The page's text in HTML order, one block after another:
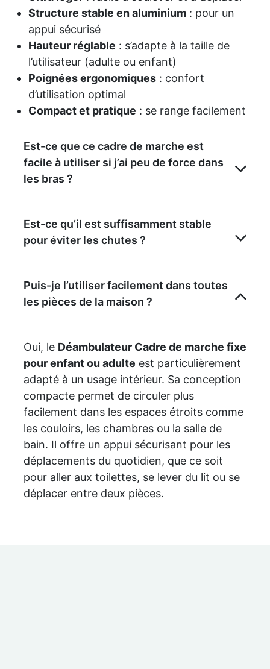
Structure stable en aluminium : pour un
appui sécurisé
Hauteur réglable : s’adapte à la taille de
l’utilisateur (adulte ou enfant)
Poignées ergonomiques : confort
d’utilisation optimal
Compact et pratique : se range facilement
Est-ce que ce cadre de marche est
facile à utiliser si j’ai peu de force dans
les bras ?
Est-ce qu’il est suffisamment stable
pour éviter les chutes ?
Puis-je l’utiliser facilement dans toutes
les pièces de la maison ?
Oui, le Déambulateur Cadre de marche fixe
pour enfant ou adulte est particulièrement
adapté à un usage intérieur. Sa conception
compacte permet de circuler plus
facilement dans les espaces étroits comme
les couloirs, les chambres ou la salle de
bain. Il offre un appui sécurisant pour les
déplacements du quotidien, que ce soit
pour aller aux toilettes, se lever du lit ou se
déplacer entre deux pièces.